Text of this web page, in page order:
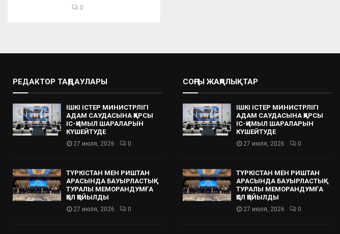
0
РЕДАКТОР ТАҢДАУЛАРЫ
ІШКІ ІСТЕР МИНИСТРЛІГІ
АДАМ САУДАСЫНА ҚАРСЫ
ІС-ҚИМЫЛ ШАРАЛАРЫН
КҮШЕЙТУДЕ
27 июля, 2026 0
ТҮРКІСТАН МЕН РИШТАН
АРАСЫНДА БАУЫРЛАСТЫҚ
ТУРАЛЫ МЕМОРАНДУМҒА
ҚОЛ ҚОЙЫЛДЫ
27 июля, 2026 0
СОҢҒЫ ЖАҢАЛЫҚТАР
ІШКІ ІСТЕР МИНИСТРЛІГІ
АДАМ САУДАСЫНА ҚАРСЫ
ІС-ҚИМЫЛ ШАРАЛАРЫН
КҮШЕЙТУДЕ
27 июля, 2026 0
ТҮРКІСТАН МЕН РИШТАН
АРАСЫНДА БАУЫРЛАСТЫҚ
ТУРАЛЫ МЕМОРАНДУМҒА
ҚОЛ ҚОЙЫЛДЫ
27 июля, 2026 0